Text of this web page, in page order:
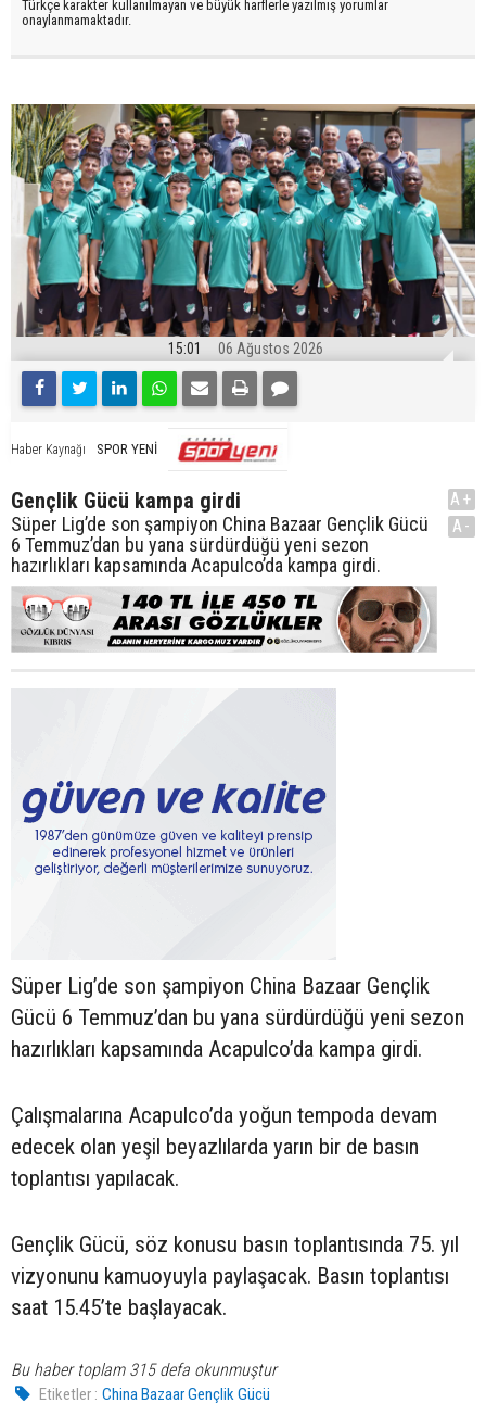
Türkçe karakter kullanılmayan ve büyük harflerle yazılmış yorumlar
onaylanmamaktadır.
15:01 06 Ağustos 2026
Haber Kaynağı SPOR YENİ
Gençlik Gücü kampa girdi
Süper Lig’de son şampiyon China Bazaar Gençlik Gücü
6 Temmuz’dan bu yana sürdürdüğü yeni sezon
hazırlıkları kapsamında Acapulco’da kampa girdi.
A+
A-
Süper Lig’de son şampiyon China Bazaar Gençlik
Gücü 6 Temmuz’dan bu yana sürdürdüğü yeni sezon
hazırlıkları kapsamında Acapulco’da kampa girdi.
Çalışmalarına Acapulco’da yoğun tempoda devam
edecek olan yeşil beyazlılarda yarın bir de basın
toplantısı yapılacak.
Gençlik Gücü, söz konusu basın toplantısında 75. yıl
vizyonunu kamuoyuyla paylaşacak. Basın toplantısı
saat 15.45’te başlayacak.
Bu haber toplam 315 defa okunmuştur
Etiketler : China Bazaar Gençlik Gücü